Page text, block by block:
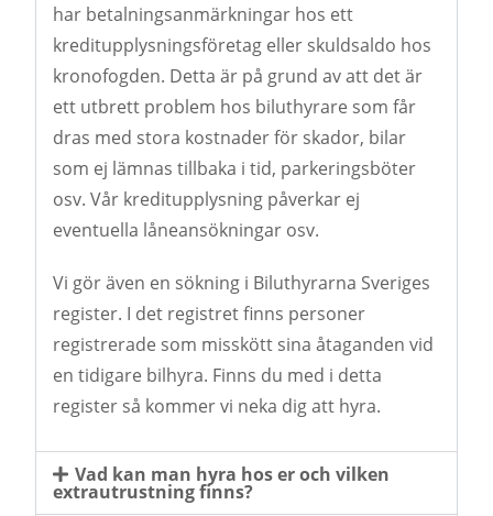
har betalningsanmärkningar hos ett
kreditupplysningsföretag eller skuldsaldo hos
kronofogden. Detta är på grund av att det är
ett utbrett problem hos biluthyrare som får
dras med stora kostnader för skador, bilar
som ej lämnas tillbaka i tid, parkeringsböter
osv. Vår kreditupplysning påverkar ej
eventuella låneansökningar osv.
Vi gör även en sökning i Biluthyrarna Sveriges
register. I det registret finns personer
registrerade som misskött sina åtaganden vid
en tidigare bilhyra. Finns du med i detta
register så kommer vi neka dig att hyra.
Vad kan man hyra hos er och vilken
extrautrustning finns?